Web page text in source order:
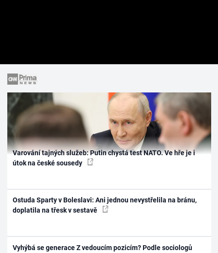
Varování tajných služeb: Putin chystá test NATO. Ve hře je i
útok na české sousedy
Ostuda Sparty v Boleslavi: Ani jednou nevystřelila na bránu,
doplatila na třesk v sestavě
Vyhýbá se generace Z vedoucím pozicím? Podle sociologů